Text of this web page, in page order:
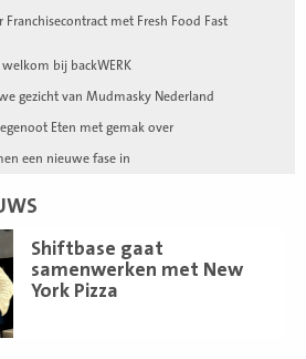
met Fresh Food Fast
bij backWERK
gezicht van Mudmasky Nederland
Eten met gemak over
een nieuwe fase in
Shiftbase gaat
samenwerken met New
York Pizza